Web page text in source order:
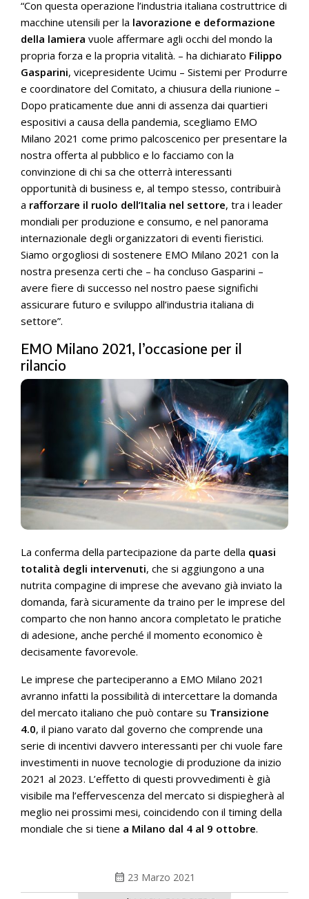
“Con questa operazione l’industria italiana costruttrice di
macchine utensili per la lavorazione e deformazione
della lamiera vuole affermare agli occhi del mondo la
propria forza e la propria vitalità. – ha dichiarato Filippo
Gasparini, vicepresidente Ucimu – Sistemi per Produrre
e coordinatore del Comitato, a chiusura della riunione –
Dopo praticamente due anni di assenza dai quartieri
espositivi a causa della pandemia, scegliamo EMO
Milano 2021 come primo palcoscenico per presentare la
nostra offerta al pubblico e lo facciamo con la
convinzione di chi sa che otterrà interessanti
opportunità di business e, al tempo stesso, contribuirà
a rafforzare il ruolo dell’Italia nel settore, tra i leader
mondiali per produzione e consumo, e nel panorama
internazionale degli organizzatori di eventi fieristici.
Siamo orgogliosi di sostenere EMO Milano 2021 con la
nostra presenza certi che – ha concluso Gasparini –
avere fiere di successo nel nostro paese significhi
assicurare futuro e sviluppo all’industria italiana di
settore”.
EMO Milano 2021, l’occasione per il
rilancio
La conferma della partecipazione da parte della quasi
totalità degli intervenuti, che si aggiungono a una
nutrita compagine di imprese che avevano già inviato la
domanda, farà sicuramente da traino per le imprese del
comparto che non hanno ancora completato le pratiche
di adesione, anche perché il momento economico è
decisamente favorevole.
Le imprese che parteciperanno a EMO Milano 2021
avranno infatti la possibilità di intercettare la domanda
del mercato italiano che può contare su Transizione
4.0, il piano varato dal governo che comprende una
serie di incentivi davvero interessanti per chi vuole fare
investimenti in nuove tecnologie di produzione da inizio
2021 al 2023. L’effetto di questi provvedimenti è già
visibile ma l’effervescenza del mercato si dispiegherà al
meglio nei prossimi mesi, coincidendo con il timing della
mondiale che si tiene a Milano dal 4 al 9 ottobre.
calendar_month 23 Marzo 2021